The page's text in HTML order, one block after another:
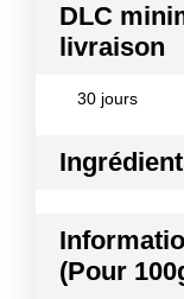
DLC
livraison
30 jours
Boulgour
sel], huile de
(Pour